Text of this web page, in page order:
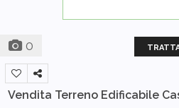
0
Vendita Terreno Edificabile